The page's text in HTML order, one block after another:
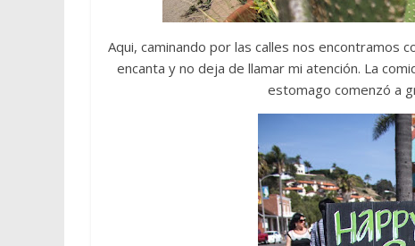
Aqui, caminando por las calles nos encontramos
encanta y no deja de llamar mi atención. La
estomago comenzó a